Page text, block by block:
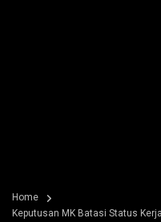
Home
Keputusan MK Batasi Status